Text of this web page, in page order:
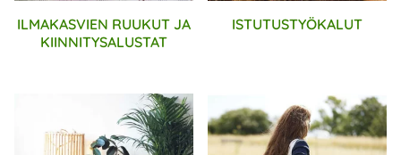
ILMAKASVIEN RUUKUT JA
KIINNITYSALUSTAT
ISTUTUSTYÖKALUT